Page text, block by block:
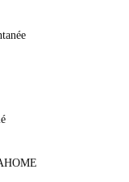
exactement ce que vous
si elle satisfait les
et les services pour une
tracas.
ce propriétaire